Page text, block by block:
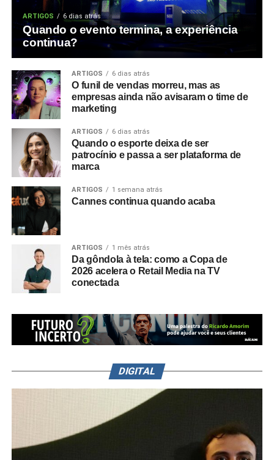
ARTIGOS 6 dias atrás
Quando o evento termina, a experiência
continua?
ARTIGOS 6 dias atrás
O funil de vendas morreu, mas as
empresas ainda não avisaram o time de
marketing
ARTIGOS 6 dias atrás
Quando o esporte deixa de ser
patrocínio e passa a ser plataforma de
marca
ARTIGOS 1 semana atrás
Cannes continua quando acaba
ARTIGOS 1 mês atrás
Da gôndola à tela: como a Copa de
2026 acelera o Retail Media na TV
conectada
DIGITAL